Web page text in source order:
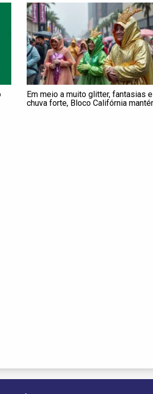
Em meio a muito glitter, fantasias e
chuva forte, Bloco Califórnia